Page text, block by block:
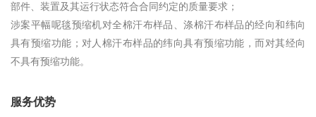
部件、装置及其运行状态符合合同约定的质量要求；
涉案平幅呢毯预缩机对全棉汗布样品、涤棉汗布样品的经向和纬向
具有预缩功能；对人棉汗布样品的纬向具有预缩功能，而对其经向
不具有预缩功能。
服务优势